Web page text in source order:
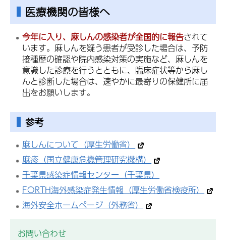
医療機関の皆様へ
今年に入り、麻しんの感染者が全国的に報告されて
います。麻しんを疑う患者が受診した場合は、予防
接種歴の確認や院内感染対策の実施など、麻しんを
意識した診療を行うとともに、臨床症状等から麻し
んと診断した場合は、速やかに最寄りの保健所に届
出をお願いします。
参考
麻しんについて（厚生労働省）
麻疹（国立健康危機管理研究機構）
千葉県感染症情報センター（千葉県）
FORTH海外感染症発生情報（厚生労働省検疫所）
海外安全ホームページ（外務省）
お問い合わせ